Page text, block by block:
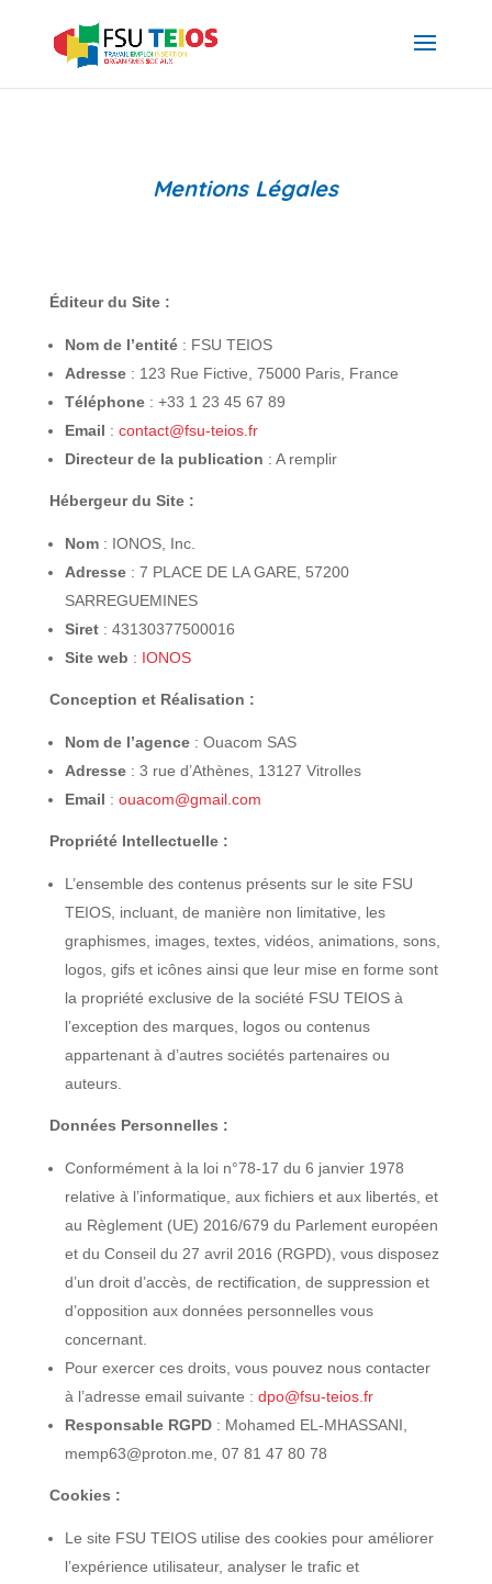
Mentions Légales
Éditeur du Site :
Nom de l’entité: FSU TEIOS
Adresse: 123 Rue Fictive, 75000 Paris, France
Téléphone: +33 1 23 45 67 89
Email : contact@fsu-teios.fr
Directeur de la publication : A remplir
Hébergeur du Site :
Nom: IONOS, Inc.
Adresse: 7 PLACE DE LA GARE, 57200
SARREGUEMINES
Siret: 43130377500016
Site web : IONOS
Conception et Réalisation :
Nom de l’agence: Ouacom SAS
Adresse: 3 rue d’Athènes, 13127 Vitrolles
Email : ouacom@gmail.com
Propriété Intellectuelle :
L’ensemble des contenus présents sur le site FSU
TEIOS, incluant, de manière non limitative, les
graphismes, images, textes, vidéos, animations, sons,
logos, gifs et icônes ainsi que leur mise en forme sont
la propriété exclusive de la société FSU TEIOS à
l’exception des marques, logos ou contenus
appartenant à d’autres sociétés partenaires ou
auteurs.
Données Personnelles :
Conformément à la loi n°78-17 du 6 janvier 1978
relative à l’informatique, aux fichiers et aux libertés, et
au Règlement (UE) 2016/679 du Parlement européen
et du Conseil du 27 avril 2016 (RGPD), vous disposez
d’un droit d’accès, de rectification, de suppression et
d’opposition aux données personnelles vous
concernant.
Pour exercer ces droits, vous pouvez nous contacter
à l’adresse email suivante : dpo@fsu-teios.fr
Responsable RGPD: Mohamed EL-MHASSANI,
memp63@proton.me, 07 81 47 80 78
Cookies :
Le site FSU TEIOS utilise des cookies pour améliorer
l’expérience utilisateur, analyser le trafic et